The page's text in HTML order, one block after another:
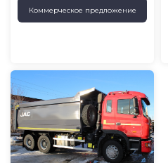
Коммерческое предложение